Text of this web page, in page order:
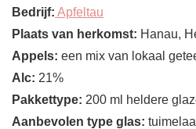
Bedrijf: Apfeltau
Plaats van herkomst: Hanau,
Appels: een mix van lokaal
Alc: 21%
Pakkettype: 200 ml heldere
Aanbevolen type glas: